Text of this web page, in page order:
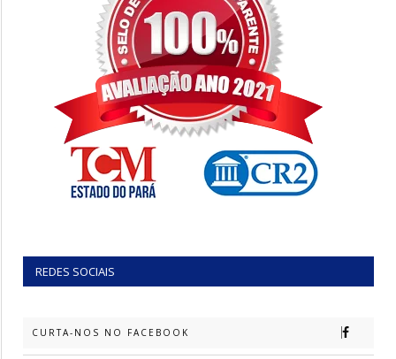
REDES SOCIAIS
CURTA-NOS NO FACEBOOK